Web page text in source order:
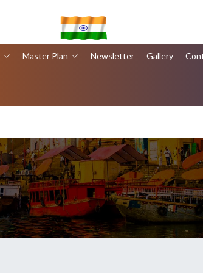
Master Plan Newsletter Gallery